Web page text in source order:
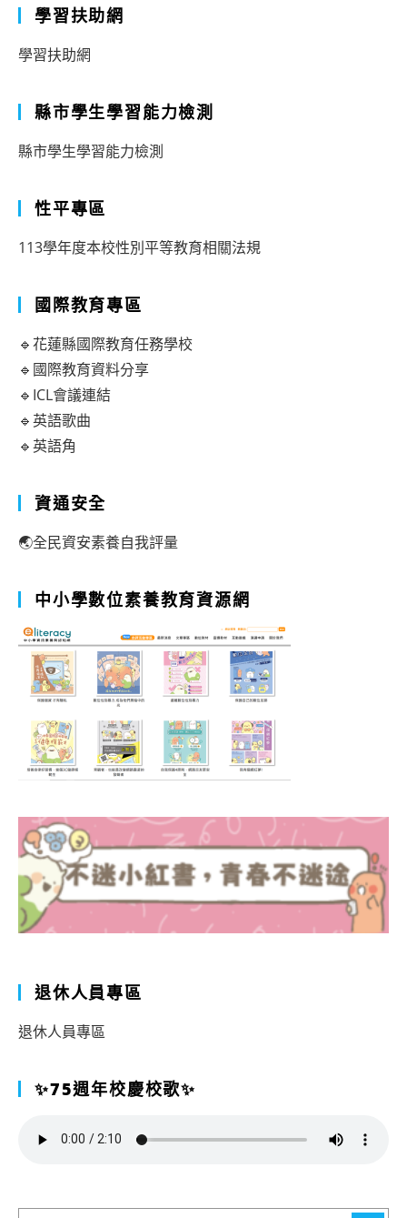
學習扶助網
學習扶助網
縣市學生學習能力檢測
縣市學生學習能力檢測
性平專區
113學年度本校性別平等教育相關法規
國際教育專區
🔹花蓮縣國際教育任務學校
🔹國際教育資料分享
🔹ICL會議連結
🔹英語歌曲
🔹英語角
資通安全
🌏全民資安素養自我評量
中小學數位素養教育資源網
退休人員專區
退休人員專區
✨75週年校慶校歌✨